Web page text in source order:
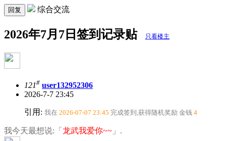
回复 综合交流
2026年7月7日签到记录贴 只看楼主
121# user132952306
2026-7-7 23:45
引用: 我在 2026-07-07 23:45 完成签到,获得随机奖励 金钱 4
我今天最想说:「 龙武我爱你~~ 」.